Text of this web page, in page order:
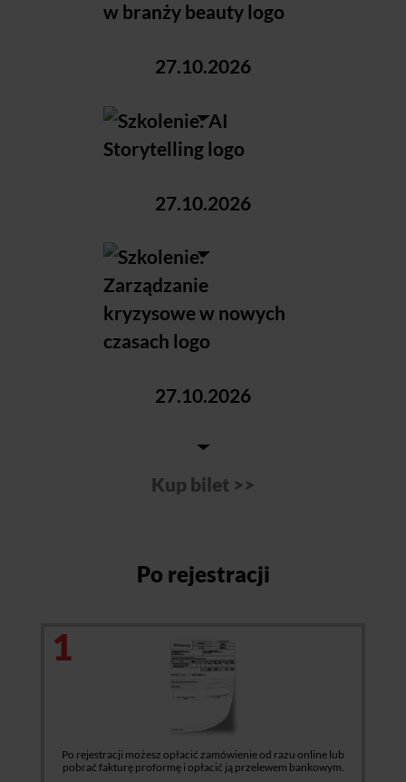
Po rejestracji
1
Po rejestracji możesz opłacić zamówienie od razu online lub
pobrać fakturę proformę i opłacić ją przelewem bankowym.